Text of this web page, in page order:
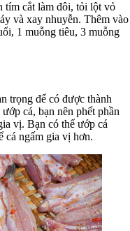
tím cắt làm đôi, tỏi lột vỏ
và xay nhuyễn. Thêm vào
1 muỗng tiêu, 3 muỗng
trọng để có được thành
cá, bạn nên phết phần
vị. Bạn có thể ướp cá
cá ngấm gia vị hơn.